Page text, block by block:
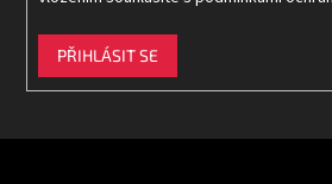
PŘIHLÁSIT SE